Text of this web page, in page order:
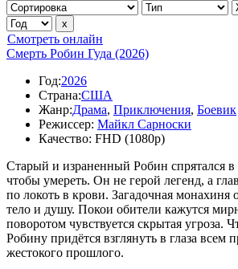
Смотреть онлайн
Смерть Робин Гуда (2026)
Год:2026
Страна:США
Жанр:Драма, Приключения, Боевик
Режиссер: Майкл Сарноски
Качество: FHD (1080p)
Старый и израненный Робин спрятался
чтобы умереть. Он не герой легенд, а
по локоть в крови. Загадочная монахиня
тело и душу. Покои обители кажутся
поворотом чувствуется скрытая угроза.
Робину придётся взглянуть в глаза всем
жестокого прошлого.